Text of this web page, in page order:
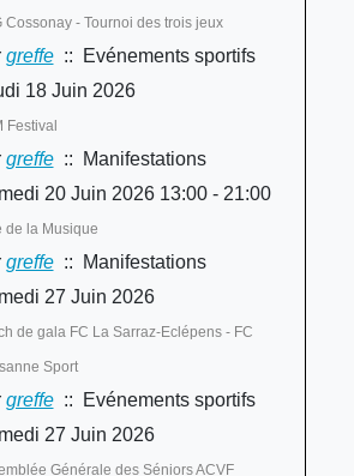
Cossonay - Tournoi des trois jeux
greffe:: Evénements sportifs
18 Juin 2026
Festival
greffe:: Manifestations
20 Juin 2026 13:00 - 21:00
de la Musique
greffe:: Manifestations
27 Juin 2026
de gala FC La Sarraz-Eclépens - FC
Sport
greffe:: Evénements sportifs
27 Juin 2026
Générale des Séniors ACVF